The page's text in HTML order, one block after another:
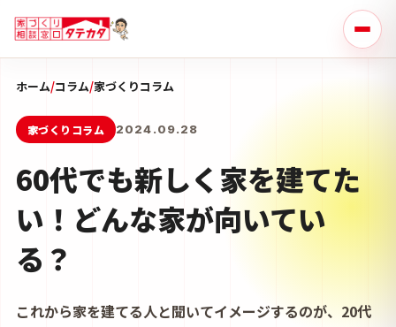
ホーム/コラム/家づくりコラム
家づくりコラム 2024.09.28
60代でも新しく家を建てた
い！どんな家が向いてい
る？
これから家を建てる人と聞いてイメージするのが、20代